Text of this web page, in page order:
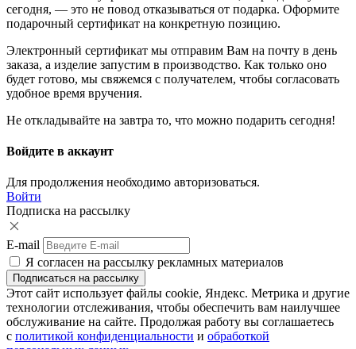
сегодня, — это не повод отказываться от подарка. Оформите
подарочный сертификат на конкретную позицию.
Электронный сертификат мы отправим Вам на почту в день
заказа, а изделие запустим в производство. Как только оно
будет готово, мы свяжемся с получателем, чтобы согласовать
удобное время вручения.
Не откладывайте на завтра то, что можно подарить сегодня!
Войдите в аккаунт
Для продолжения необходимо авторизоваться.
Войти
Подписка на рассылку
E-mail
Я согласен на рассылку рекламных материалов
Этот сайт использует файлы cookie, Яндекс. Метрика и другие
технологии отслеживания, чтобы обеспечить вам наилучшее
обслуживание на сайте. Продолжая работу вы соглашаетесь
с политикой конфиденциальности и обработкой